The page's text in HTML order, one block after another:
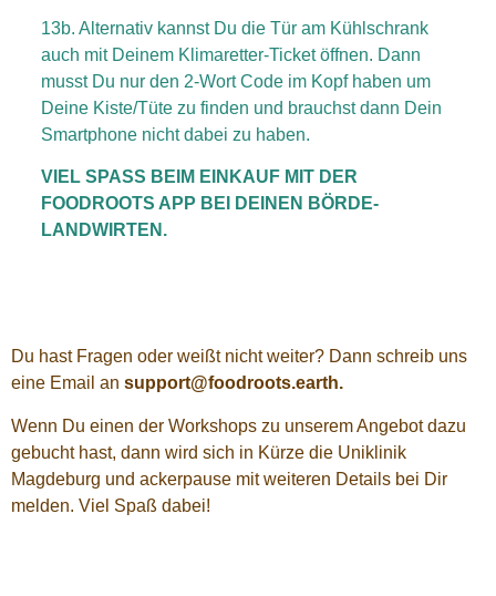
13b. Alternativ kannst Du die Tür am Kühlschrank
auch mit Deinem Klimaretter-Ticket öffnen. Dann
musst Du nur den 2-Wort Code im Kopf haben um
Deine Kiste/Tüte zu finden und brauchst dann Dein
Smartphone nicht dabei zu haben.
VIEL SPASS BEIM EINKAUF MIT DER
FOODROOTS APP BEI DEINEN BÖRDE-
LANDWIRTEN.
Du hast Fragen oder weißt nicht weiter? Dann schreib uns
eine Email an support@foodroots.earth.
Wenn Du einen der Workshops zu unserem Angebot dazu
gebucht hast, dann wird sich in Kürze die Uniklinik
Magdeburg und ackerpause mit weiteren Details bei Dir
melden. Viel Spaß dabei!